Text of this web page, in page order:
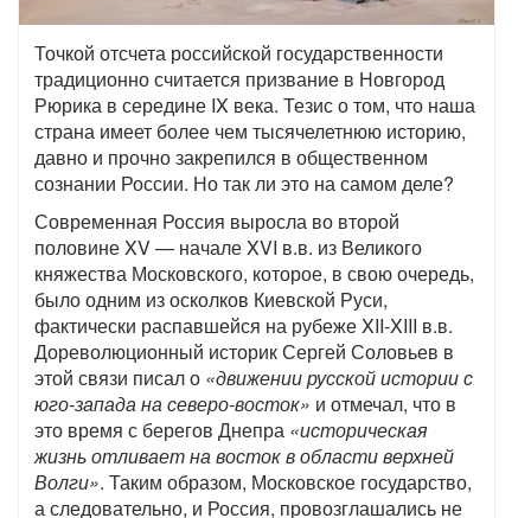
Точкой отсчета российской государственности
традиционно считается призвание в Новгород
Рюрика в середине IX века. Тезис о том, что наша
страна имеет более чем тысячелетнюю историю,
давно и прочно закрепился в общественном
сознании России. Но так ли это на самом деле?
Современная Россия выросла во второй
половине XV — начале XVI в.в. из Великого
княжества Московского, которое, в свою очередь,
было одним из осколков Киевской Руси,
фактически распавшейся на рубеже XII-XIII в.в.
Дореволюционный историк Сергей Соловьев в
этой связи писал о «движении русской истории с
юго-запада на северо-восток» и отмечал, что в
это время с берегов Днепра «историческая
жизнь отливает на восток в области верхней
Волги». Таким образом, Московское государство,
а следовательно, и Россия, провозглашались не